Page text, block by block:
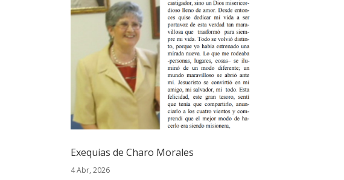
Exequias de Charo Morales
4 Abr, 2026